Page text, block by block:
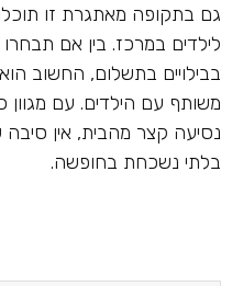
גם בתקופה מאתגרת זו
לילדים במרכז. בין אם תבחרו
בבילויים בתשלום, החשוב
משותף עם הילדים. עם
נסיעה קצר מהבית, אין סיבה
בלתי נשכחת בחופשה.